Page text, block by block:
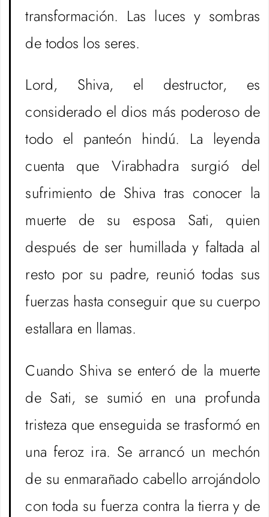
transformación. Las luces y sombras
de todos los seres.
Lord, Shiva, el destructor, es
considerado el dios más poderoso de
todo el panteón hindú. La leyenda
cuenta que Virabhadra surgió del
sufrimiento de Shiva tras conocer la
muerte de su esposa Sati, quien
después de ser humillada y faltada al
resto por su padre, reunió todas sus
fuerzas hasta conseguir que su cuerpo
estallara en llamas.
Cuando Shiva se enteró de la muerte
de Sati, se sumió en una profunda
tristeza que enseguida se trasformó en
una feroz ira. Se arrancó un mechón
de su enmarañado cabello arrojándolo
con toda su fuerza contra la tierra y de